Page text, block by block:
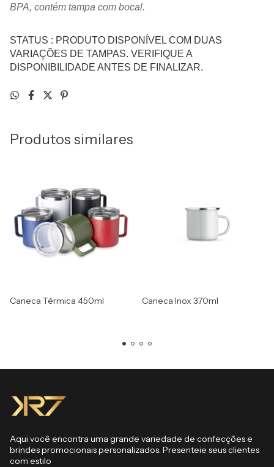
BPA, contém tampa com bocal.
STATUS : PRODUTO DISPONÍVEL COM DUAS
VARIAÇÕES DE TAMPAS. VERIFIQUE A
DISPONIBILIDADE ANTES DE FINALIZAR.
Produtos similares
Caneca Térmica 450ml Caneca Inox 370ml
Aqui você encontra uma grande variedade de confecções e
brindes promocionais personalizados. Presenteie seus clientes
com estilo